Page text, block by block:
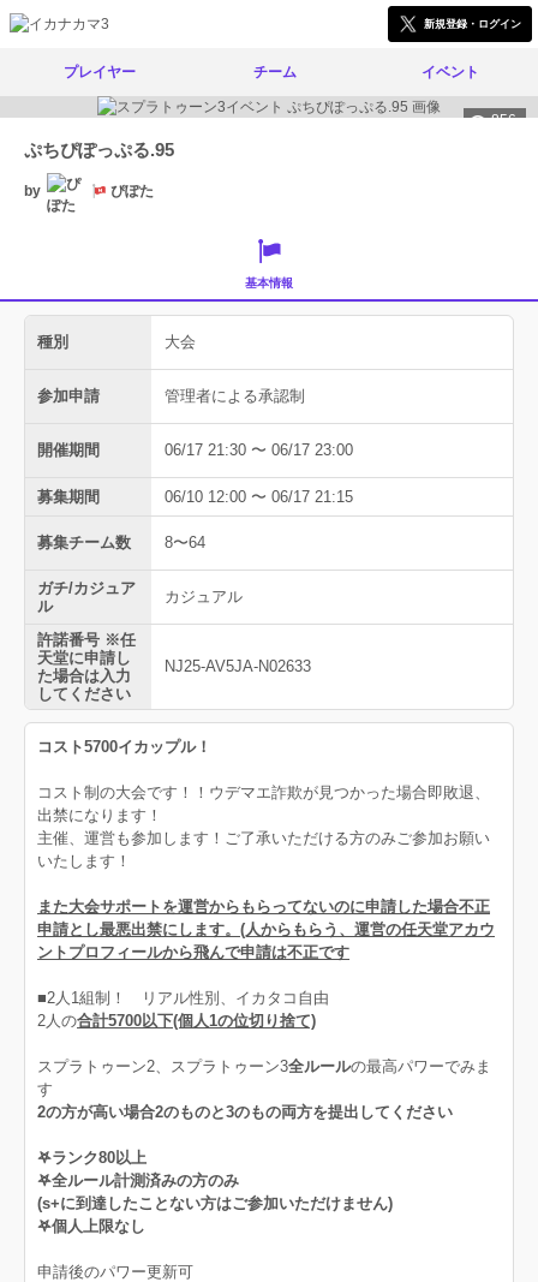
新規登録・ログイン
プレイヤー チーム イベント
856
ぷちぴぽっぷる.95
by ぴぽた
基本情報
種別 大会
参加申請 管理者による承認制
開催期間 06/17 21:30 〜 06/17 23:00
募集期間 06/10 12:00 〜 06/17 21:15
募集チーム数 8〜64
ガチ/カジュア
ル
カジュアル
許諾番号 ※任
天堂に申請し
た場合は入力
してください
NJ25-AV5JA-N02633
コスト5700イカップル！
コスト制の大会です！！ウデマエ詐欺が見つかった場合即敗退、
出禁になります！
主催、運営も参加します！ご了承いただける方のみご参加お願い
いたします！
また大会サポートを運営からもらってないのに申請した場合不正
申請とし最悪出禁にします。(人からもらう、運営の任天堂アカウ
ントプロフィールから飛んで申請は不正です
■2人1組制！ リアル性別、イカタコ自由
2人の合計5700以下(個人1の位切り捨て)
スプラトゥーン2、スプラトゥーン3全ルールの最高パワーでみま
す
2の方が高い場合2のものと3のもの両方を提出してください
𖤐ランク80以上
𖤐全ルール計測済みの方のみ
(s+に到達したことない方はご参加いただけません)
𖤐個人上限なし
申請後のパワー更新可